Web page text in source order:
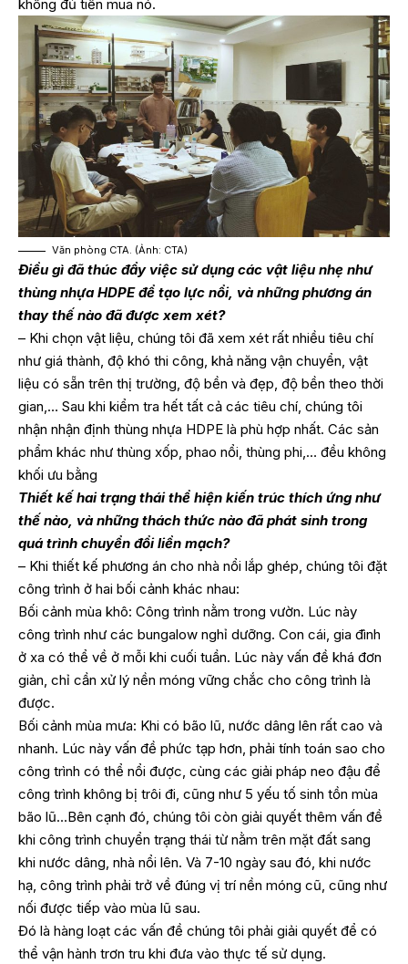
không đủ tiền mua nó.
Văn phòng CTA. (Ảnh: CTA)
Điều gì đã thúc đẩy việc sử dụng các vật liệu nhẹ như
thùng nhựa HDPE để tạo lực nổi, và những phương án
thay thế nào đã được xem xét?
– Khi chọn vật liệu, chúng tôi đã xem xét rất nhiều tiêu chí
như giá thành, độ khó thi công, khả năng vận chuyển, vật
liệu có sẵn trên thị trường, độ bền và đẹp, độ bền theo thời
gian,… Sau khi kiểm tra hết tất cả các tiêu chí, chúng tôi
nhận nhận định thùng nhựa HDPE là phù hợp nhất. Các sản
phẩm khác như thùng xốp, phao nổi, thùng phi,… đều không
khối ưu bằng
Thiết kế hai trạng thái thể hiện kiến ​​trúc thích ứng như
thế nào, và những thách thức nào đã phát sinh trong
quá trình chuyển đổi liền mạch?
– Khi thiết kế phương án cho nhà nổi lắp ghép, chúng tôi đặt
công trình ở hai bối cảnh khác nhau:
Bối cảnh mùa khô: Công trình nằm trong vườn. Lúc này
công trình như các bungalow nghỉ dưỡng. Con cái, gia đình
ở xa có thể về ở mỗi khi cuối tuần. Lúc này vấn đề khá đơn
giản, chỉ cần xử lý nền móng vững chắc cho công trình là
được.
Bối cảnh mùa mưa: Khi có bão lũ, nước dâng lên rất cao và
nhanh. Lúc này vấn đề phức tạp hơn, phải tính toán sao cho
công trình có thể nổi được, cùng các giải pháp neo đậu để
công trình không bị trôi đi, cũng như 5 yếu tố sinh tồn mùa
bão lũ…Bên cạnh đó, chúng tôi còn giải quyết thêm vấn đề
khi công trình chuyển trạng thái từ nằm trên mặt đất sang
khi nước dâng, nhà nổi lên. Và 7-10 ngày sau đó, khi nước
hạ, công trình phải trở về đúng vị trí nền móng cũ, cũng như
nối được tiếp vào mùa lũ sau.
Đó là hàng loạt các vấn đề chúng tôi phải giải quyết để có
thể vận hành trơn tru khi đưa vào thực tế sử dụng.